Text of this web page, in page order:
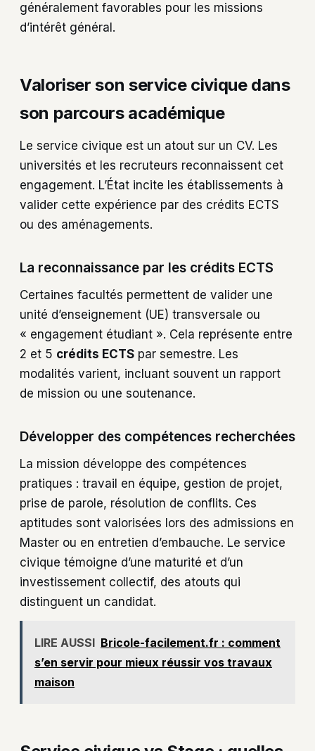
généralement favorables pour les missions
d’intérêt général.
Valoriser son service civique dans
son parcours académique
Le service civique est un atout sur un CV. Les
universités et les recruteurs reconnaissent cet
engagement. L’État incite les établissements à
valider cette expérience par des crédits ECTS
ou des aménagements.
La reconnaissance par les crédits ECTS
Certaines facultés permettent de valider une
unité d’enseignement (UE) transversale ou
« engagement étudiant ». Cela représente entre
2 et 5 crédits ECTS par semestre. Les
modalités varient, incluant souvent un rapport
de mission ou une soutenance.
Développer des compétences recherchées
La mission développe des compétences
pratiques : travail en équipe, gestion de projet,
prise de parole, résolution de conflits. Ces
aptitudes sont valorisées lors des admissions en
Master ou en entretien d’embauche. Le service
civique témoigne d’une maturité et d’un
investissement collectif, des atouts qui
distinguent un candidat.
LIRE AUSSI Bricole-facilement.fr : comment
s’en servir pour mieux réussir vos travaux
maison